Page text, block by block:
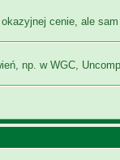
cenie, ale
np. w WGC,